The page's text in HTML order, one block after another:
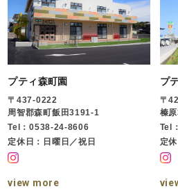
プティ森町園
〒437-0222
周智郡森町飯田3191-1
Tel：0538-24-8606
定休日：日曜日／祝日
view more
プ
〒
榛
Tel
定